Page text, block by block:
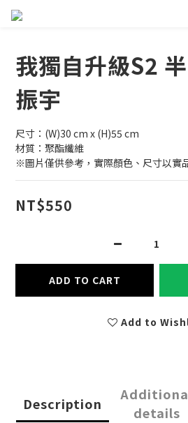
我獨自升級S2
振宇
尺寸：(W)30 cm x (H)55 cm
材質：聚酯纖維
※圖片僅供參考，實際顏色、尺寸以實
NT$550
ADD TO CART
Add to
Description
details